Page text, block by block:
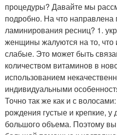
процедуры? Давайте мы
подробно. На что направлена
ламинирования ресниц? 1.
женщины жалуются на то, что
слабые. Это может быть
количеством витаминов в
использованием
индивидуальными
Точно так же как и с
рождения густые и крепкие,
большого объема. Поэтому